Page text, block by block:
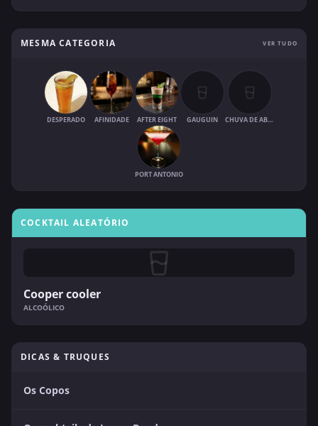
MESMA CATEGORIA VER TUDO
DESPERADO AFINIDADE AFTER EIGHT GAUGUIN CHUVA DE ABRIL
PORT ANTONIO
COCKTAIL ALEATÓRIO
Cooper cooler
ALCOÓLICO
DICAS & TRUQUES
Os Copos